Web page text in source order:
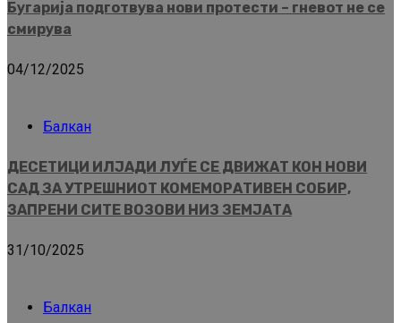
Бугарија подготвува нови протести – гневот не се
смирува
04/12/2025
Балкан
ДЕСЕТИЦИ ИЛЈАДИ ЛУЃЕ СЕ ДВИЖАТ КОН НОВИ
САД ЗА УТРЕШНИОТ КОМЕМОРАТИВЕН СОБИР,
ЗАПРЕНИ СИТЕ ВОЗОВИ НИЗ ЗЕМЈАТА
31/10/2025
Балкан